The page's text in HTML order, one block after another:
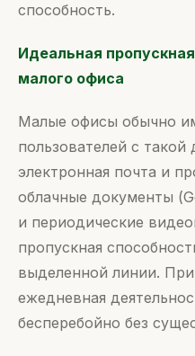
способность.
Идеальная
малого офиса
Малые офисы обычно
пользователей с такой
электронная почта и
облачные документы
и периодические
пропускная
выделенной линии.
ежедневная
бесперебойно без